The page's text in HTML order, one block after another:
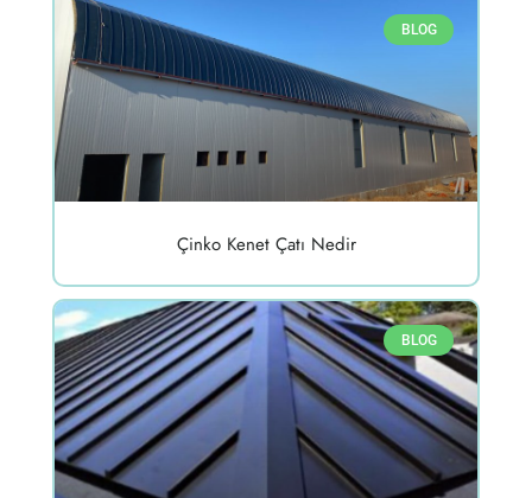
BLOG
Çinko Kenet Çatı Nedir
BLOG